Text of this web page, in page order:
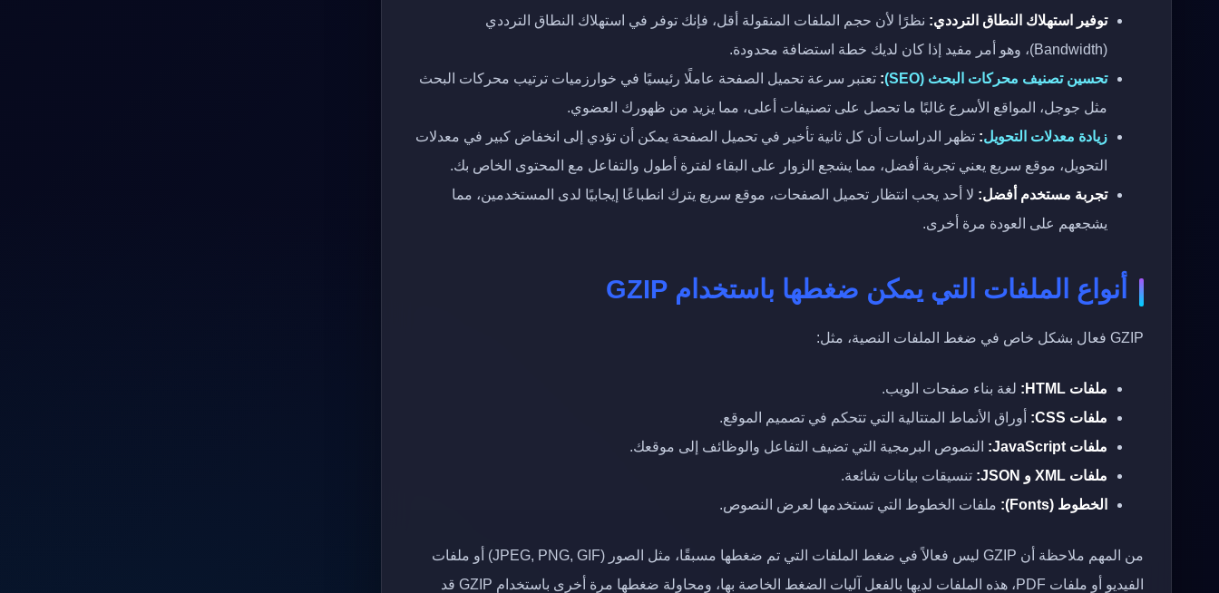
توفير استهلاك النطاق الترددي: نظرًا لأن حجم الملفات المنقولة أقل، فإنك توفر في استهلاك النطاق الترددي
(Bandwidth)، وهو أمر مفيد إذا كان لديك خطة استضافة محدودة.
تحسين تصنيف محركات البحث (SEO)
: تعتبر سرعة تحميل الصفحة عاملًا رئيسيًا في خوارزميات ترتيب محركات البحث
مثل جوجل، المواقع الأسرع غالبًا ما تحصل على تصنيفات أعلى، مما يزيد من ظهورك العضوي.
زيادة معدلات التحويل: تظهر الدراسات أن كل ثانية تأخير في تحميل الصفحة يمكن أن تؤدي إلى انخفاض كبير في معدلات
التحويل، موقع سريع يعني تجربة أفضل، مما يشجع الزوار على البقاء لفترة أطول والتفاعل مع المحتوى الخاص بك.
تجربة مستخدم أفضل: لا أحد يحب انتظار تحميل الصفحات، موقع سريع يترك انطباعًا إيجابيًا لدى المستخدمين، مما
يشجعهم على العودة مرة أخرى.
أنواع الملفات التي يمكن ضغطها باستخدام GZIP
GZIP فعال بشكل خاص في ضغط الملفات النصية، مثل:
ملفات HTML:
لغة بناء صفحات الويب.
ملفات CSS:
أوراق الأنماط المتتالية التي تتحكم في تصميم الموقع.
ملفات JavaScript:
النصوص البرمجية التي تضيف التفاعل والوظائف إلى موقعك.
ملفات XML و JSON:
تنسيقات بيانات شائعة.
الخطوط (Fonts):
ملفات الخطوط التي تستخدمها لعرض النصوص.
من المهم ملاحظة أن GZIP ليس فعالاً في ضغط الملفات التي تم ضغطها مسبقًا، مثل الصور (JPEG, PNG, GIF) أو ملفات
الفيديو أو ملفات PDF، هذه الملفات لديها بالفعل آليات الضغط الخاصة بها، ومحاولة ضغطها مرة أخرى باستخدام GZIP قد